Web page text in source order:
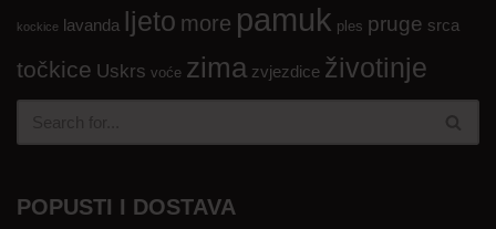
kockice lavanda ljeto more pamuk ples pruge srca
točkice Uskrs voće zima zvjezdice životinje
POPUSTI I DOSTAVA